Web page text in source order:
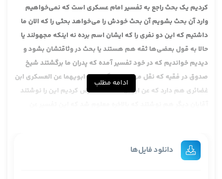
کردیم یک بحث راجع به تفسیر امام عسکری است که نمی‌خواهیم
وارد آن بحث بشویم آن بحث خودش را می‌خواهد بحثی را که الان ما
داشتیم که این دو نفری را که ایشان اسم برده نه اینکه مجهولند یا
حالا به قول بعضی‌ها ثقه هم هستند یا بحث در وثاقتشان بشود و
دیدیم خواندیم که در خود تفسیر آمده که پدران ما برگشتند شیخ
صدوق در فقیه که نقل می‌کند می‌گوید عن ابویهما عن العسکری ابن
غضائری هم دارد که عن ابویهما که اصلا عرض کردیم این را نوشتند
یک قسمتی را می‌خواهد نشان بدهد واقع خودش جهات مختلف دارد
واقع یک قسمت که نیست که لوازم دارد اطراف دارد فلان ، مثلا ایشان
ادامه مطلب
دانلود فایل‌ها